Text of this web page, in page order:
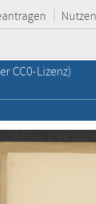
Nutzen
CC0-Lizenz)